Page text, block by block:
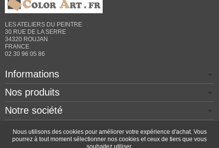
LES ATELIERS DU PEINTRE
30 RUE DE LA SERRE
34320 ROUJAN
FRANCE
02 30 96 05 86
Informations
Nos produits
Notre société
Contactez-nous
Nous utilisons des cookies pour améliorer votre expérience d'achat. Vous
pourrez à tout moment sélectionner nos cookies et ceux de tiers que vous
souhaitez utiliser.